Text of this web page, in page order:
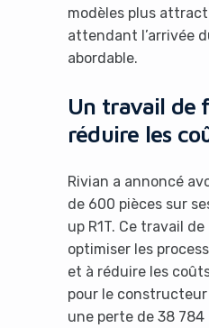
modèles plus
attendant l’arrivée
abordable.
Un travail de
réduire les
Rivian a annoncé
de 600 pièces sur
up R1T. Ce travail
optimiser les
et à réduire les
pour le
une perte de 38 784